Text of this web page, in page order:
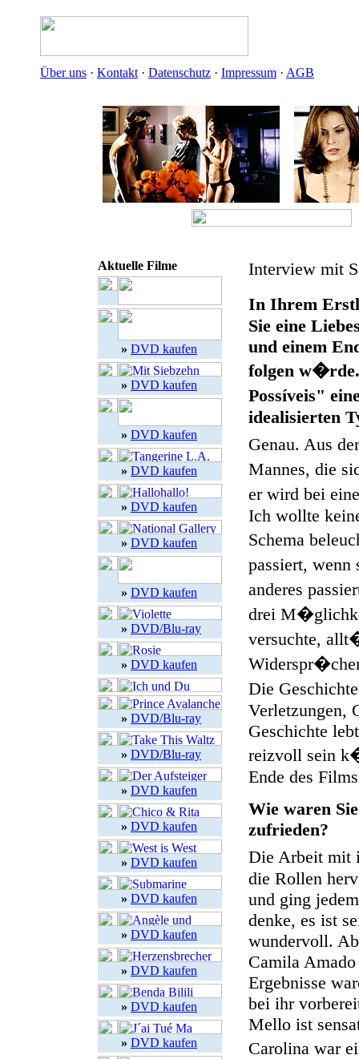
Über uns · Kontakt · Datenschutz · Impressum · AGB
Aktuelle Filme
» DVD kaufen
» DVD kaufen
» DVD kaufen
» DVD kaufen
» DVD kaufen
» DVD kaufen
» DVD kaufen
» DVD/Blu-ray
» DVD kaufen
» DVD/Blu-ray
» DVD/Blu-ray
» DVD kaufen
» DVD kaufen
» DVD kaufen
» DVD kaufen
» DVD kaufen
» DVD kaufen
» DVD kaufen
» DVD kaufen
Interview mit
In Ihrem
Sie eine
und einem
folgen
Possíveis"
idealisierten
Genau. Aus
Mannes, die
er wird bei
Ich wollte
Schema
passiert,
anderes
drei
versuchte,
Die
Verletzungen,
Geschichte
reizvoll sein
Ende des
Wie waren
zufrieden?
Die Arbeit mit
die Rollen
und ging
denke, es ist
wundervoll.
Camila
Ergebnisse
bei ihr
Mello ist
Carolina war